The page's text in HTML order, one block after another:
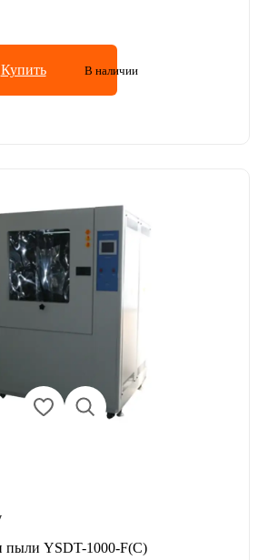
Купить В наличии
пыли YSDT-1000-F(C)